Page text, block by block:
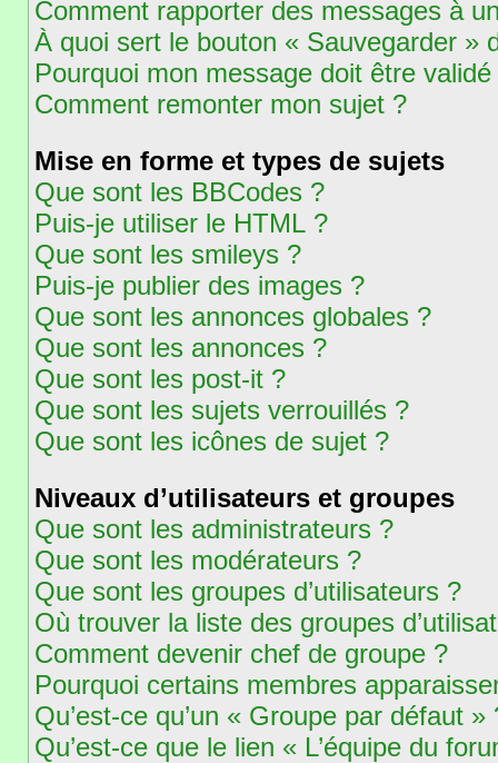
Comment rapporter des messages à
À quoi sert le bouton « Sauvegarder »
Pourquoi mon message doit être validé
Comment remonter mon sujet ?
Mise en forme et types de sujets
Que sont les BBCodes ?
Puis-je utiliser le HTML ?
Que sont les smileys ?
Puis-je publier des images ?
Que sont les annonces globales ?
Que sont les annonces ?
Que sont les post-it ?
Que sont les sujets verrouillés ?
Que sont les icônes de sujet ?
Niveaux d’utilisateurs et groupes
Que sont les administrateurs ?
Que sont les modérateurs ?
Que sont les groupes d’utilisateurs ?
Où trouver la liste des groupes
Comment devenir chef de groupe ?
Pourquoi certains membres
Qu’est-ce qu’un « Groupe par défaut »
Qu’est-ce que le lien « L’équipe du